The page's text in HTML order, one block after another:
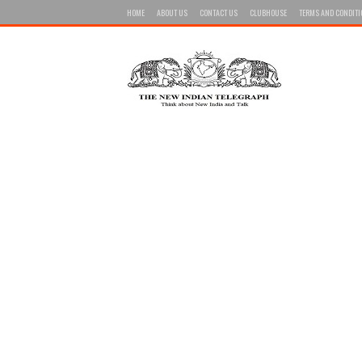
HOME ABOUT US CONTACT US CLUBHOUSE TERMS AND